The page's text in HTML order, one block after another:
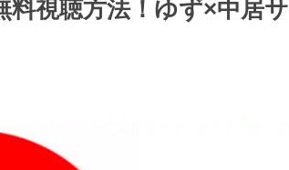
料視聴方法！ゆず×中居サ